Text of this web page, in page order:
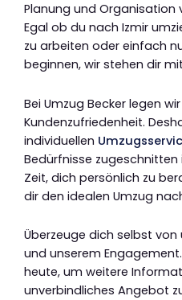
Planung und Organisation
Egal ob du nach Izmir
zu arbeiten oder einfach
beginnen, wir stehen dir
Bei Umzug Becker legen
Kundenzufriedenheit.
individuellen
Bedürfnisse zugeschnitten
Zeit, dich persönlich zu
dir den idealen Umzug
Überzeuge dich selbst
und unserem
heute, um weitere
unverbindliches Angebot